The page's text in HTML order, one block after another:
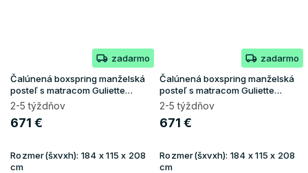
zadarmo
Čalúnená boxspring manželská
posteľ s matracom Guliette
180x200 - čierna
2-5 týždňov
671 €
Rozmer(šxvxh): 184 x 115 x 208
cm
zadarmo
Čalúnená boxspring manželská
posteľ s matracom Guliette
180x200 - žltá
2-5 týždňov
671 €
Rozmer(šxvxh): 184 x 115 x 208
cm